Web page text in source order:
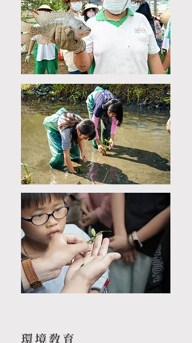
環境教育